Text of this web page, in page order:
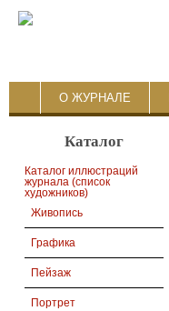
О ЖУРНАЛЕ
Каталог
Каталог иллюстраций
журнала (список
художников)
Живопись
Графика
Пейзаж
Портрет